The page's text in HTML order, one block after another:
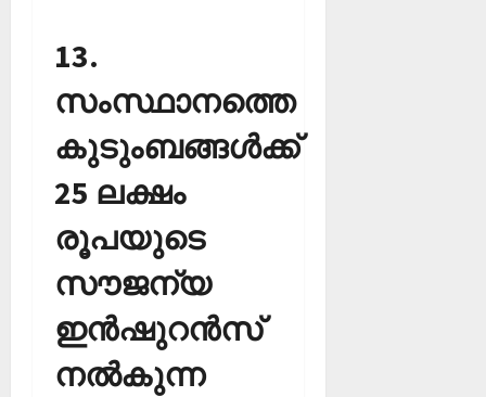
13.
സംസ്ഥാനത്തെ
കുടുംബങ്ങള്‍ക്ക്
25 ലക്ഷം
രൂപയുടെ
സൗജന്യ
ഇന്‍ഷുറന്‍സ്
നല്‍കുന്ന